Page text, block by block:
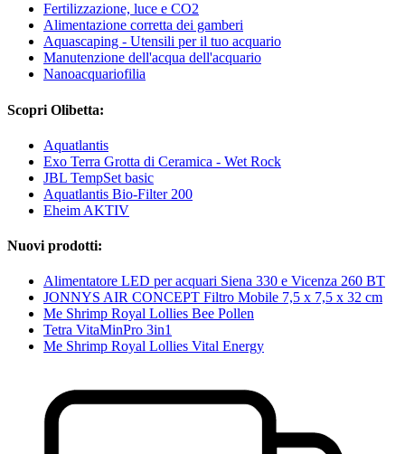
Fertilizzazione, luce e CO2
Alimentazione corretta dei gamberi
Aquascaping - Utensili per il tuo acquario
Manutenzione dell'acqua dell'acquario
Nanoacquariofilia
Scopri Olibetta:
Aquatlantis
Exo Terra Grotta di Ceramica - Wet Rock
JBL TempSet basic
Aquatlantis Bio-Filter 200
Eheim AKTIV
Nuovi prodotti:
Alimentatore LED per acquari Siena 330 e Vicenza 260 BT
JONNYS AIR CONCEPT Filtro Mobile 7,5 x 7,5 x 32 cm
Me Shrimp Royal Lollies Bee Pollen
Tetra VitaMinPro 3in1
Me Shrimp Royal Lollies Vital Energy